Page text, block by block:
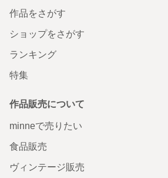
作品をさがす
ショップをさがす
ランキング
特集
作品販売について
minneで売りたい
食品販売
ヴィンテージ販売